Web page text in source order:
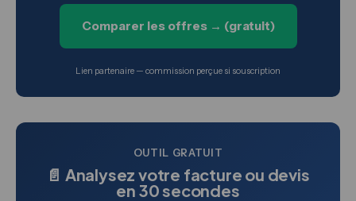
Comparer les offres → (gratuit)
Lien partenaire — commission perçue si souscription
OUTIL GRATUIT
📄 Analysez votre facture ou devis
en 30 secondes